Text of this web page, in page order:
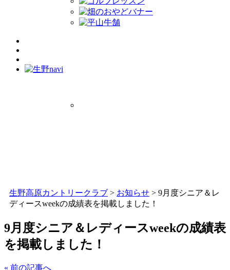
生野高原カントリークラブ > お知らせ > 9月度シニア＆レ
ディースweekの成績表を掲載しました！
9月度シニア＆レディースweekの成績表
を掲載しました！
« 前の記事へ